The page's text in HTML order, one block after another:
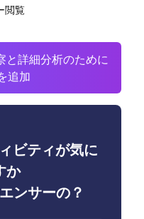
閲覧
詳細分析のために
追加
ビティが気に
か
ンサーの？